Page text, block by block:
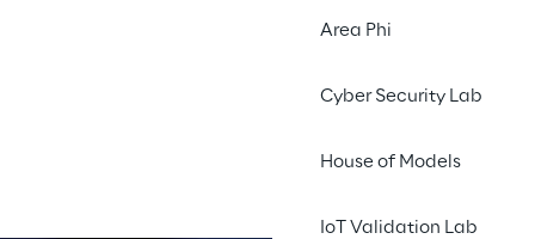
Area Phi
Cyber Security Lab
House of Models
IoT Validation Lab